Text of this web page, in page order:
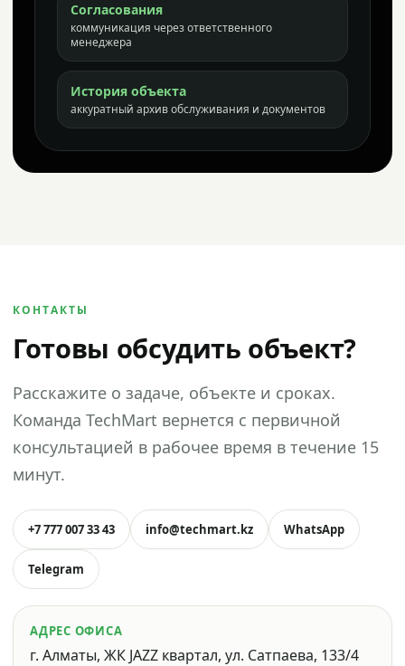
Согласования
коммуникация через ответственного
менеджера
История объекта
аккуратный архив обслуживания и документов
КОНТАКТЫ
Готовы обсудить объект?
Расскажите о задаче, объекте и сроках.
Команда TechMart вернется с первичной
консультацией в рабочее время в течение 15
минут.
+7 777 007 33 43 info@techmart.kz WhatsApp
Telegram
АДРЕС ОФИСА
г. Алматы, ЖК JAZZ квартал, ул. Сатпаева, 133/4